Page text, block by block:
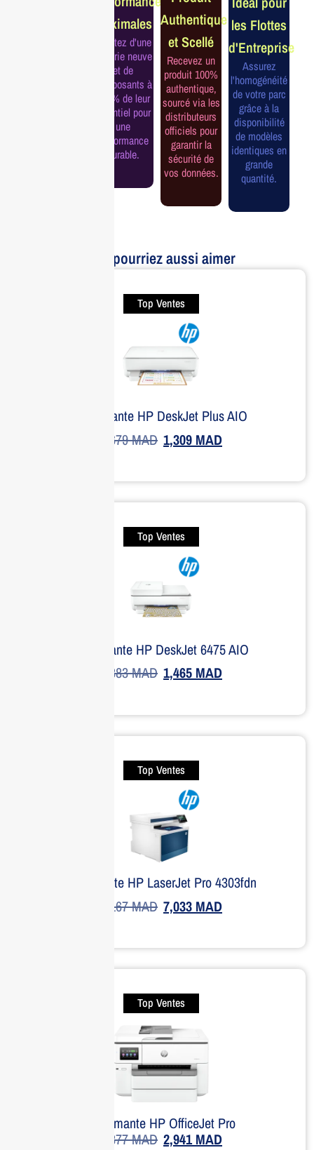
Maximales
Profitez d'une
batterie neuve
et de
composants à
100% de leur
potentiel pour
une
performance
durable.
Authentique
et Scellé
Recevez un
produit 100%
authentique,
sourcé via les
distributeurs
officiels pour
garantir la
sécurité de
vos données.
les Flottes
d'Entreprise
Assurez
l'homogénéité
de votre parc
grâce à la
disponibilité
de modèles
identiques en
grande
quantité.
Vous pourriez aussi aimer
Top Ventes
Imprimante HP DeskJet Plus AIO
1,679MAD 1,309 MAD
Top Ventes
Imprimante HP DeskJet 6475 AIO
1,883MAD 1,465 MAD
Top Ventes
Imprimante HP LaserJet Pro 4303fdn
9,167MAD 7,033 MAD
Top Ventes
Imprimante HP OfficeJet Pro
3,877MAD 2,941MAD